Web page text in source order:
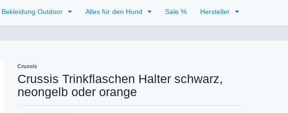
Bekleidung Outdoor Alles für den Hund Sale % Hersteller
Crussis
Crussis Trinkflaschen Halter schwarz,
neongelb oder orange